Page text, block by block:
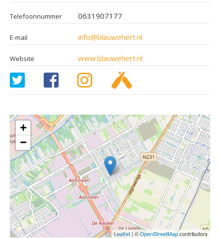
Telefoonnummer 0631907177
E-mail info@blauwehert.nl
Website www.blauwehert.nl
+
−
Leaflet | ©OpenStreetMapcontributors